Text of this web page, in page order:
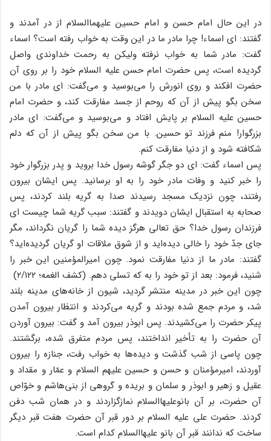
در این حال امام حسن و امام حسین علیهماالسلام از در آمدند و
گفتند: ای اسماء! چرا مادر ما در این وقت به خواب رفته است؟ اسماء
گفت: مادر شما به خواب نرفته ولیکن به رحمت خداوندی واصل
گردیده است، پس حضرت امام حسن علیه السلام خود را بر روی آن
حضرت افکند و روی انورش را می‌بوسید و می‌گفت: ای مادر با من
سخن بگو پیش از آن که روحم از جسد مفارقت کند، و حضرت امام
حسین علیه السلام بر پایش افتاد و می‌بوسید و می‌گفت: ای مادر
بزرگوار! منم فرزند تو حسین. با من سخن بگو پیش از آن که دلم
شکافته شود و از دنیا مفارقت کنم.
پس اسماء گفت: ای دو جگر گوشه رسول خدا بروید و پدر بزرگوار خود
را خبر کنید و وفات مادر خود را به او برسانید. پس ایشان بیرون
رفتند، چون نزدیک مسجد رسیدند صدا به گریه بلند کردند، پس
صحابه به استقبال ایشان دویدند و گفتند: سبب گریه شما چیست ای
فرزندان رسول خدا؟ حق تعالی هرگز دیده شما را گریان نگرداند، مگر
جای جدّ خود را خالی دیده‌اید و از شوق ملاقات او گریان گردیده‌اید؟
گفتند: مادر ما از دنیا مفارقت نمود. چون امیرالمؤمنین این خبر را
شنید، فرمود: بعد از تو خود را به که تسلی دهم. (کشف الغمه؛ ۲/۱۲۲)
چون این خبر در مدینه منتشر گردید، شیون از خانه‌های مدینه بلند
شد، و مردم جمع شده بودند و گریه می‌کردند و انتظار بیرون آمدن
پیکر حضرت را می‌کشیدند. پس ابوذر بیرون آمد و گفت: بیرون آوردن
آن حضرت را به تأخیر انداختند، پس مردم متفرق شده، برگشتند.
چون پاسی از شب گذشت و دیده‌ها به خواب رفت، جنازه را بیرون
آوردند، امیرمؤمنان و حسن و حسین علیهم السلام و عمّار و مقداد و
عقیل و زهیر و ابوذر و سلمان و بریده و گروهی از بنی‌هاشم و خوّاص
آن حضرت، بر آن بانوعلیهاالسلام نمازگزاردند و در همان شب دفن
کردند. حضرت علی علیه السلام بر دور قبر آن حضرت هفت قبر دیگر
ساخت که ندانند قبر آن بانو علیهاالسلام کدام است.